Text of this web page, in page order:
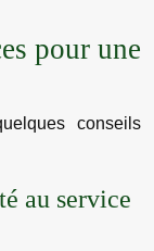
pour une
conseils
au service